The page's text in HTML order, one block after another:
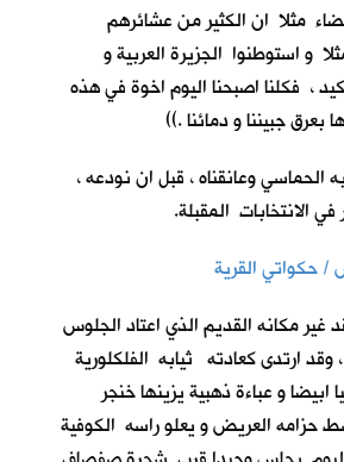
مثلا ان الكثير من عشائرهم
و استوطنوا الجزيرة العربية و
، فكلنا اصبحنا اليوم اخوة في هذه
بعرق جبيننا و دمائنا .))
الحماسي وعانقناه ، قبل ان نودعه ،
الانتخابات المقبلة.
حكواتي القرية
غير مكانه القديم الذي اعتاد الجلوس
وقد ارتدى كعادته ثيابه الفلكلورية
ابيضا و عباءة ذهبية يزينها خنجر
العريض و يعلو راسه الكوفية